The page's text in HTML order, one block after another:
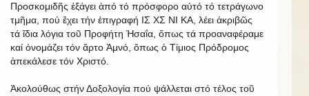
Προσκομιδῆς ἐξάγει ἀπό τό πρόσφορο αὐτό τό τετράγωνο
τμῆμα, πού ἔχει τήν ἐπιγραφή ΙΣ ΧΣ ΝΙ ΚΑ, λέει ἀκριβῶς
τά ἴδια λόγια τοῦ Προφήτη Ἠσαΐα, ὅπως τά προαναφέραμε
καί ὀνομάζει τόν ἄρτο Ἀμνό, ὅπως ὁ Τίμιος Πρόδρομος
ἀπεκάλεσε τόν Χριστό.
Ἀκολούθως στήν Δοξολογία πού ψάλλεται στό τέλος τοῦ